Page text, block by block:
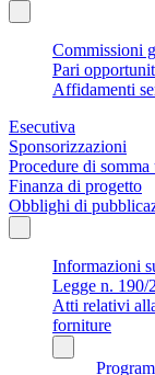
Commissioni
Pari
Affidamenti
Esecutiva
Sponsorizzazioni
Procedure di
Finanza di progetto
Obblighi di
Informazioni
Legge n. 190/
Atti relativi
forniture